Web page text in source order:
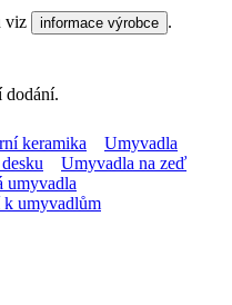
dodání.
viz informace výrobce .
keramika
Umyvadla
Umyvadla na zeď
umyvadla
k umyvadlům